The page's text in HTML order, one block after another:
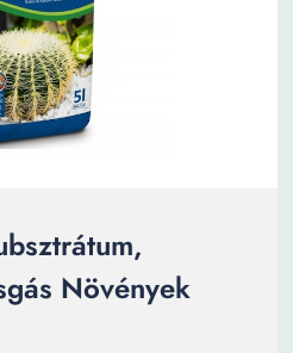
Növények